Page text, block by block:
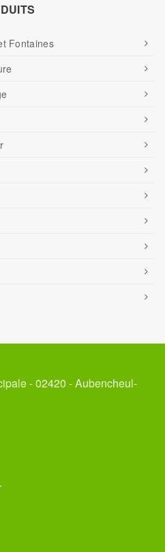
Fontaines
- 02420 - Aubencheul-